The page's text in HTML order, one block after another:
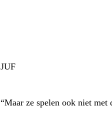
JUF
“Maar ze spelen ook niet met